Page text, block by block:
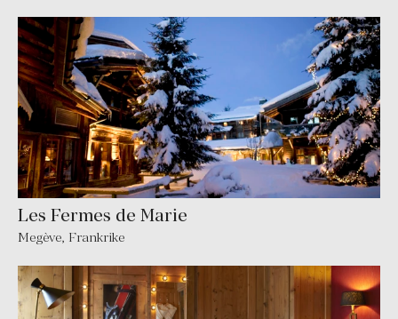
Les Fermes de Marie
Megève, Frankrike